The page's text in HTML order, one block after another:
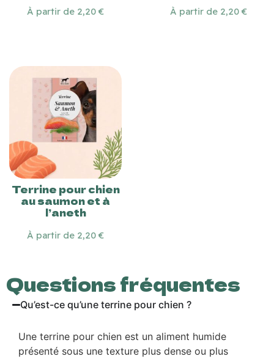
À partir de 2,20 € À partir de 2,20 €
Terrine pour chien
au saumon et à
l’aneth
À partir de 2,20 €
Questions fréquentes
Qu’est-ce qu’une terrine pour chien ?
Une terrine pour chien est un aliment humide
présenté sous une texture plus dense ou plus